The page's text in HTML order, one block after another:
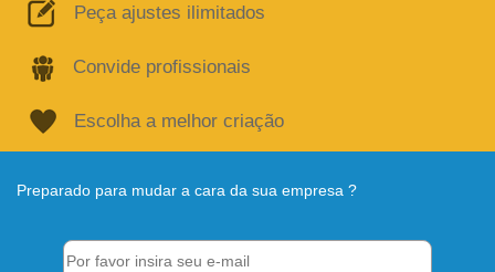
Peça ajustes ilimitados
Convide profissionais
Escolha a melhor criação
Preparado para mudar a cara da sua empresa ?